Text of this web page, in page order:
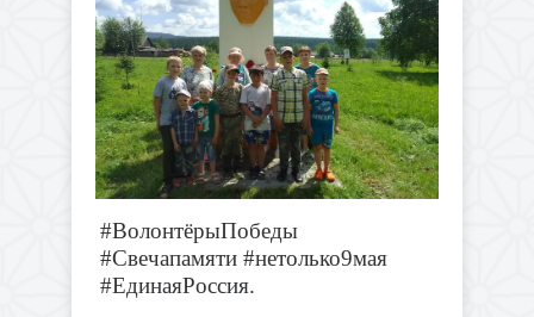
#ВолонтёрыПобеды
#Свечапамяти #нетолько9мая
#ЕдинаяРоссия.